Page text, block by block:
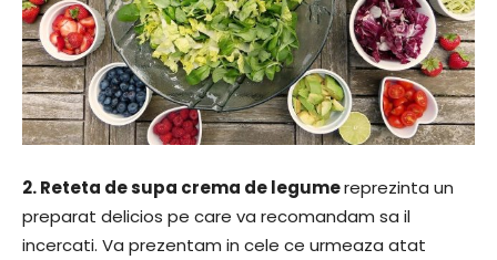
2.Reteta de supa crema de legumereprezinta un
preparat delicios pe care va recomandam sa il
incercati. Va prezentam in cele ce urmeaza atat